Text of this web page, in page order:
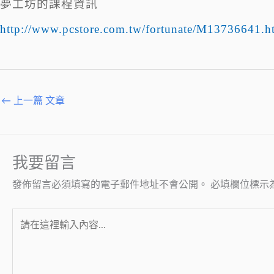
夢工坊的課程資訊
http://www.pcstore.com.tw/fortunate/
← 上一篇 文章
我要留言
發佈留言必須填寫的電子郵件地址不會公開。 必填欄位標示